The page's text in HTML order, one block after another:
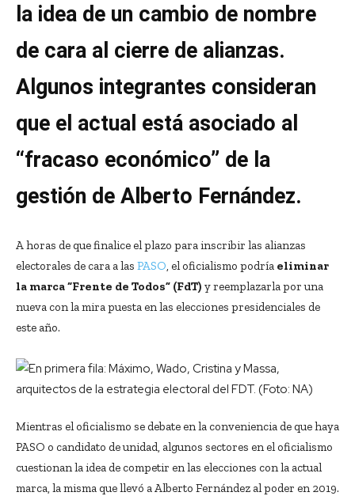
la idea de un cambio de nombre
de cara al cierre de alianzas.
Algunos integrantes consideran
que el actual está asociado al
“fracaso económico” de la
gestión de Alberto Fernández.
A horas de que finalice el plazo para inscribir las alianzas
electorales de cara a las PASO, el oficialismo podría eliminar
la marca “Frente de Todos” (FdT) y reemplazarla por una
nueva con la mira puesta en las elecciones presidenciales de
este año.
Mientras el oficialismo se debate en la conveniencia de que haya
PASO o candidato de unidad, algunos sectores en el oficialismo
cuestionan la idea de competir en las elecciones con la actual
marca, la misma que llevó a Alberto Fernández al poder en 2019.